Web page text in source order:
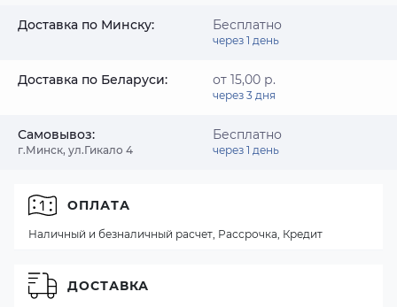
Доставка по Минску: Бесплатно
через 1 день
Доставка по Беларуси: от 15,00 р.
через 3 дня
Самовывоз:
г.Минск, ул.Гикало 4
Бесплатно
через 1 день
ОПЛАТА
Наличный и безналичный расчет, Рассрочка, Кредит
ДОСТАВКА